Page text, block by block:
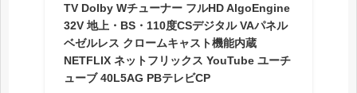
TV Dolby Wチューナー フルHD AlgoEngine
32V 地上・BS・110度CSデジタル VAパネル
ベゼルレス クロームキャスト機能内蔵
NETFLIX ネットフリックス YouTube ユーチ
ューブ 40L5AG PBテレビCP